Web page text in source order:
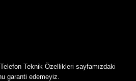
Teknik Özellikleri sayfamızdaki
garanti edemeyiz.